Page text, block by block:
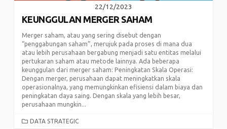
22/12/2023
KEUNGGULAN MERGER SAHAM
Merger saham, atau yang sering disebut dengan
“penggabungan saham”, merujuk pada proses di mana dua
atau lebih perusahaan bergabung menjadi satu entitas melalui
pertukaran saham atau metode lainnya. Ada beberapa
keunggulan dari merger saham: Peningkatan Skala Operasi:
Dengan merger, perusahaan dapat meningkatkan skala
operasionalnya, yang memungkinkan efisiensi dalam biaya dan
peningkatan daya saing. Dengan skala yang lebih besar,
perusahaan mungkin...
CATEGORIES
DATA STRATEGIC